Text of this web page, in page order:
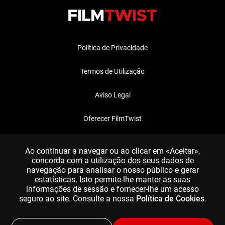
Política de Privacidade
Termos de Utilização
Aviso Legal
Oferecer FilmTwist
Ao continuar a navegar ou ao clicar em «Aceitar»,
concorda com a utilização dos seus dados de
navegação para analisar o nosso público e gerar
estatísticas. Isto permite-lhe manter as suas
informações de sessão e fornecer-lhe um acesso
seguro ao site. Consulte a nossa Política de Cookies.